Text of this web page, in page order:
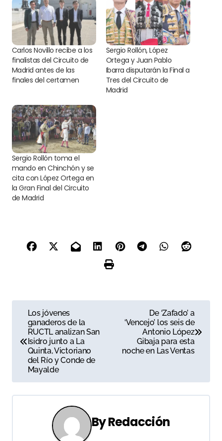
Carlos Novillo recibe a los
finalistas del Circuito de
Madrid antes de las
finales del certamen
Sergio Rollón, López
Ortega y Juan Pablo
Ibarra disputarán la Final a
Tres del Circuito de
Madrid
Sergio Rollón toma el
mando en Chinchón y se
cita con López Ortega en
la Gran Final del Circuito
de Madrid
g
Los jóvenes
ganaderos de la
RUCTL analizan San
Isidro junto a La
Quinta, Victoriano
del Río y Conde de
Mayalde
De ‘Zafado’ a
‘Vencejo’ los seis de
Antonio López
Gibaja para esta
noche en Las Ventas
ByRedacción